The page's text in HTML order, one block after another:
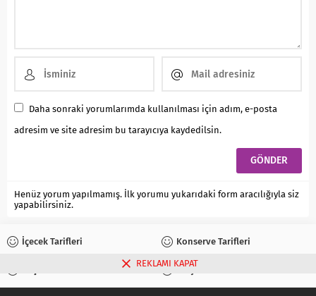
Daha sonraki yorumlarımda kullanılması için adım, e-posta
adresim ve site adresim bu tarayıcıya kaydedilsin.
Henüz yorum yapılmamış. İlk yorumu yukarıdaki form aracılığıyla siz
yapabilirsiniz.
İçecek Tarifleri Konserve Tarifleri
Turşu Tarifleri
REKLAMI KAPAT